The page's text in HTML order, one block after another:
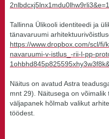
Tallinna Ülikooli identiteedi ja
tänavaruumi
https://www.dropbox.com/scl/fi/
navaruumi-v-istlus_-rii-l-pp-
Näitus on avatud Astra
mnt 29). Näitusega on
väljapanek hõlmab valikut
töödest.